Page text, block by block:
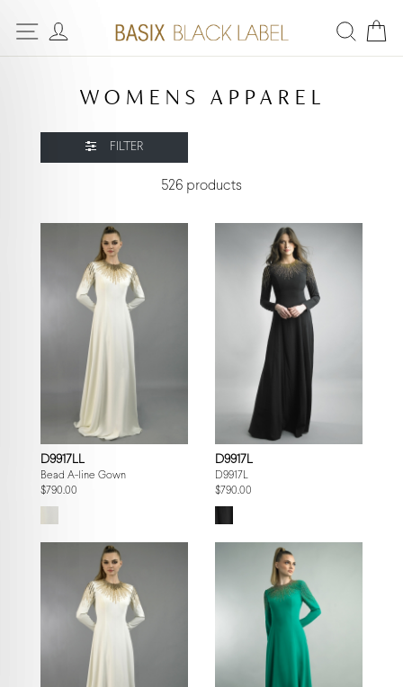
WOMENS APPAREL
FILTER
526 products
D9917LL
Bead A-line Gown
$790.00
D9917L
D9917L
$790.00